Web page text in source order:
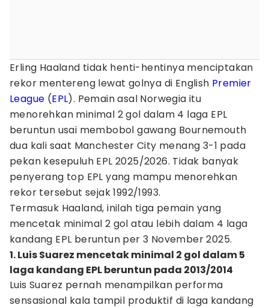
Erling Haaland tidak henti-hentinya menciptakan
rekor mentereng lewat golnya di English Premier
League (EPL). Pemain asal Norwegia itu
menorehkan minimal 2 gol dalam 4 laga EPL
beruntun usai membobol gawang Bournemouth
dua kali saat Manchester City menang 3-1 pada
pekan kesepuluh EPL 2025/2026. Tidak banyak
penyerang top EPL yang mampu menorehkan
rekor tersebut sejak 1992/1993.
Termasuk Haaland, inilah tiga pemain yang
mencetak minimal 2 gol atau lebih dalam 4 laga
kandang EPL beruntun per 3 November 2025.
1. Luis Suarez mencetak minimal 2 gol dalam 5
laga kandang EPL beruntun pada 2013/2014
Luis Suarez pernah menampilkan performa
sensasional kala tampil produktif di laga kandang